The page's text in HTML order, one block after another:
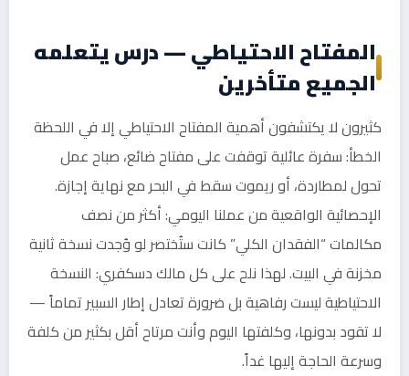
المفتاح الاحتياطي — درس يتعلمه
الجميع متأخرين
كثيرون لا يكتشفون أهمية المفتاح الاحتياطي إلا في اللحظة
الخطأ: سفرة عائلية توقفت على مفتاح ضائع، صباح عمل
تحول لمطاردة، أو ريموت سقط في البحر مع نهاية إجازة.
الإحصائية الواقعية من عملنا اليومي: أكثر من نصف
مكالمات “الفقدان الكلي” كانت ستُختصر لو وُجدت نسخة ثانية
مخزنة في البيت. لهذا نلح على كل مالك دسكفري: النسخة
الاحتياطية ليست رفاهية بل ضرورة تعادل إطار السبير تماماً —
لا تقود بدونها، وكلفتها اليوم وأنت مرتاح أقل بكثير من كلفة
وسرعة الحاجة إليها غداً.